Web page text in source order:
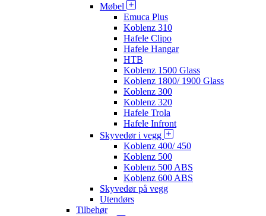
Møbel
Emuca Plus
Koblenz 310
Hafele Clipo
Hafele Hangar
HTB
Koblenz 1500 Glass
Koblenz 1800/ 1900 Glass
Koblenz 300
Koblenz 320
Hafele Trola
Hafele Infront
Skyvedør i vegg
Koblenz 400/ 450
Koblenz 500
Koblenz 500 ABS
Koblenz 600 ABS
Skyvedør på vegg
Utendørs
Tilbehør